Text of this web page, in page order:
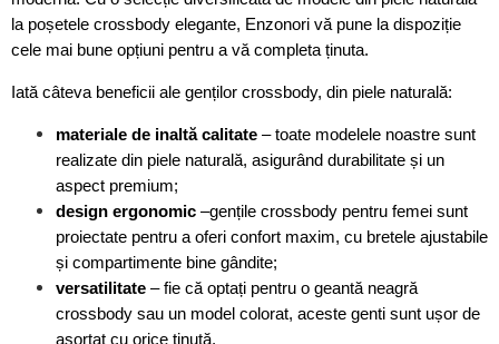
la poșetele crossbody elegante, Enzonori vă pune la dispoziție
cele mai bune opțiuni pentru a vă completa ținuta.
Iată câteva beneficii ale genților crossbody, din piele naturală:
materiale de inaltă calitate – toate modelele noastre sunt
realizate din piele naturală, asigurând durabilitate și un
aspect premium;
design ergonomic –gențile crossbody pentru femei sunt
proiectate pentru a oferi confort maxim, cu bretele ajustabile
și compartimente bine gândite;
versatilitate – fie că optați pentru o geantă neagră
crossbody sau un model colorat, aceste genti sunt ușor de
asortat cu orice ținută.